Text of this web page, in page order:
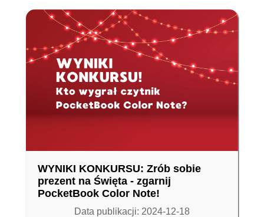
WYNIKI KONKURSU: Zrób sobie
prezent na Święta - zgarnij
PocketBook Color Note!
Data publikacji: 2024-12-18